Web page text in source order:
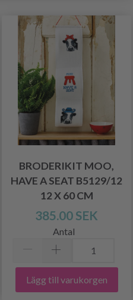
BRODERIKIT MOO,
HAVE A SEAT B5129/12
12 X 60 CM
385.00 SEK
Antal
Lägg till varukorgen